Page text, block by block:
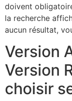
doivent
la recherche
aucun résultat,
Version
Version
choisir